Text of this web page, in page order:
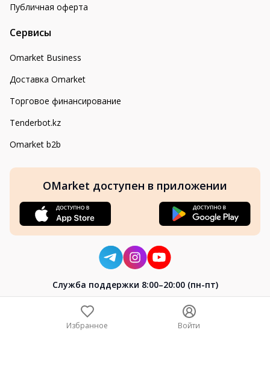
Публичная оферта
Сервисы
Omarket Business
Доставка Omarket
Торговое финансирование
Tenderbot.kz
Omarket b2b
OMarket доступен в приложении
Cлужба поддержки 8:00–20:00 (пн-пт)
Избранное Войти